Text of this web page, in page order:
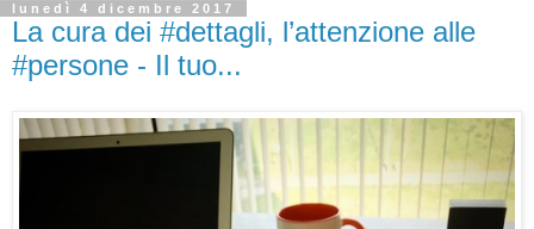
lunedì 4 dicembre 2017
La cura dei #dettagli, l’attenzione alle
#persone - Il tuo...